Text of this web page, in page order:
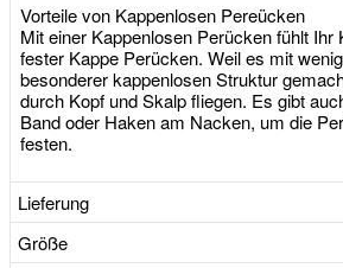
Vorteile von Kappenlosen Pereücken
Mit einer Kappenlosen Perücken fühlt Ihr
fester Kappe Perücken. Weil es mit
besonderer kappenlosen Struktur
durch Kopf und Skalp fliegen. Es gibt
Band oder Haken am Nacken, um die
festen.
Lieferung
Größe